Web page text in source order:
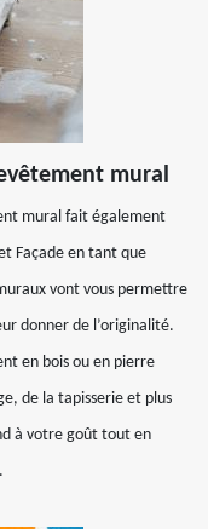
mural
mural fait également
Façade en tant que
vont vous permettre
donner de l’originalité.
en bois ou en pierre
de la tapisserie et plus
à votre goût tout en